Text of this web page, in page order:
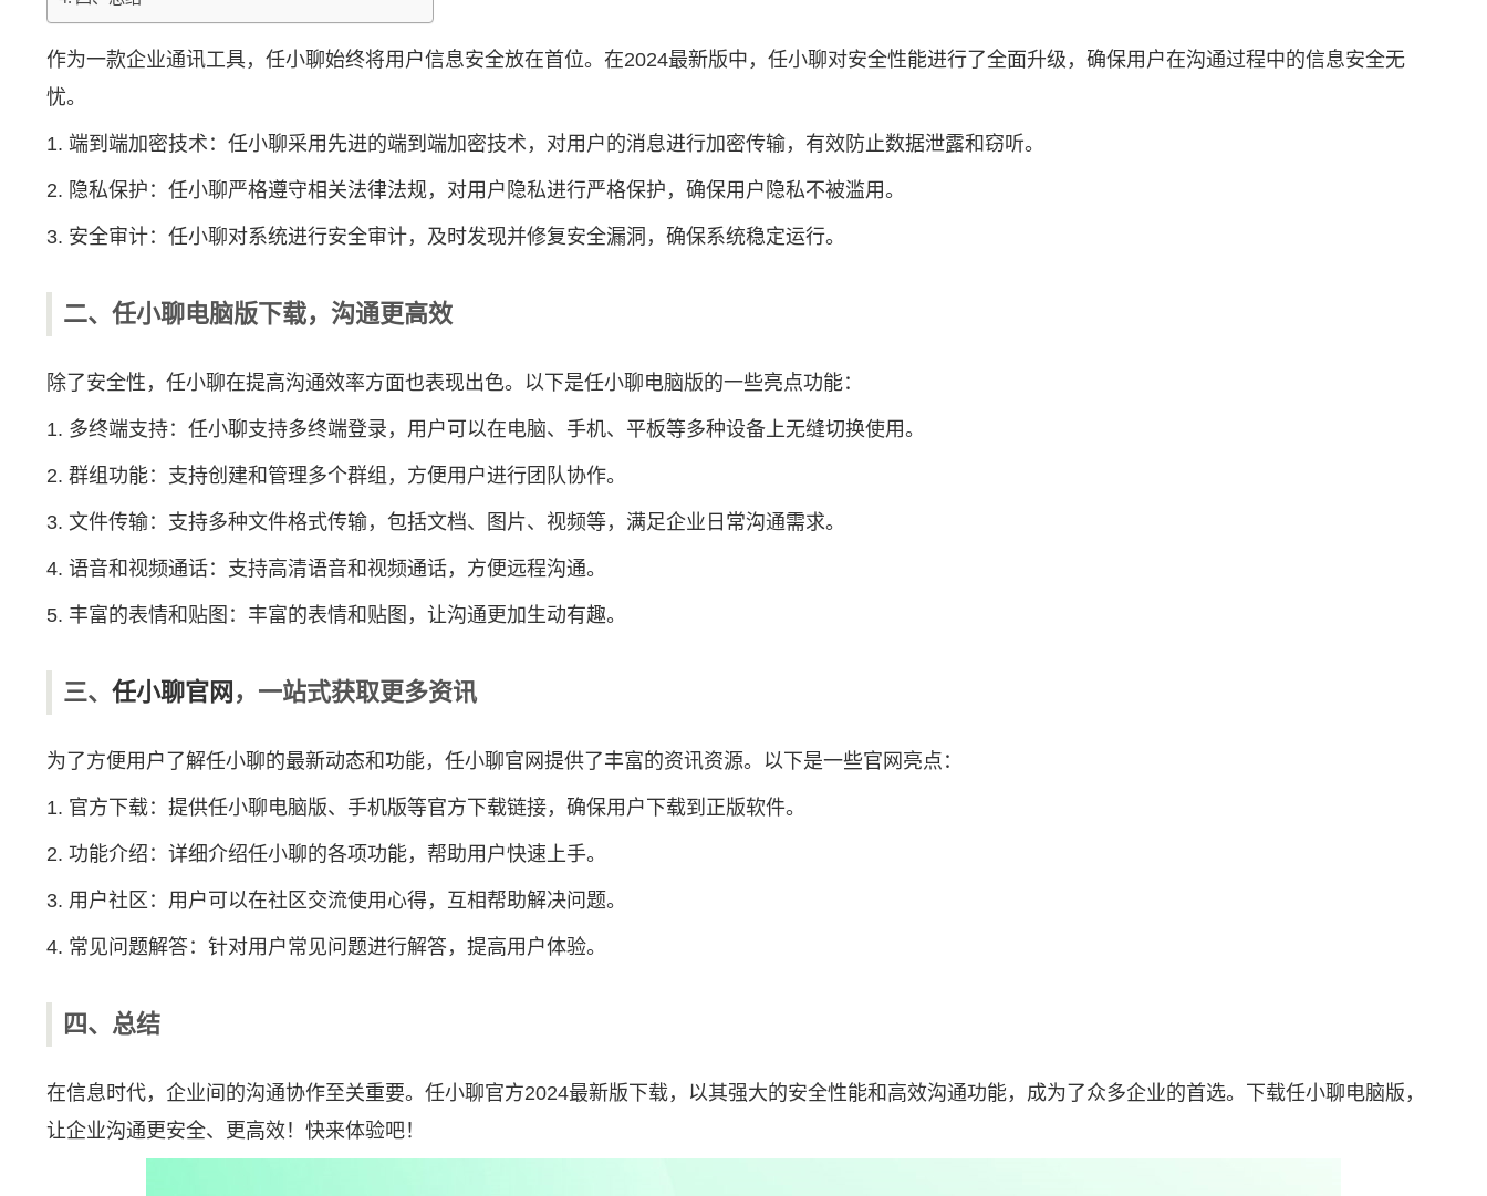
作为一款企业通讯工具，任小聊始终将用户信息安全放在首位。在2024最新版中，任小聊对安全性能进行了全面升级，确保用户在沟通过程中的信息安全无
忧。
1. 端到端加密技术：任小聊采用先进的端到端加密技术，对用户的消息进行加密传输，有效防止数据泄露和窃听。
2. 隐私保护：任小聊严格遵守相关法律法规，对用户隐私进行严格保护，确保用户隐私不被滥用。
3. 安全审计：任小聊对系统进行安全审计，及时发现并修复安全漏洞，确保系统稳定运行。
二、任小聊电脑版下载，沟通更高效
除了安全性，任小聊在提高沟通效率方面也表现出色。以下是任小聊电脑版的一些亮点功能：
1. 多终端支持：任小聊支持多终端登录，用户可以在电脑、手机、平板等多种设备上无缝切换使用。
2. 群组功能：支持创建和管理多个群组，方便用户进行团队协作。
3. 文件传输：支持多种文件格式传输，包括文档、图片、视频等，满足企业日常沟通需求。
4. 语音和视频通话：支持高清语音和视频通话，方便远程沟通。
5. 丰富的表情和贴图：丰富的表情和贴图，让沟通更加生动有趣。
三、 任小聊官网 ，一站式获取更多资讯
为了方便用户了解任小聊的最新动态和功能，任小聊官网提供了丰富的资讯资源。以下是一些官网亮点：
1. 官方下载：提供任小聊电脑版、手机版等官方下载链接，确保用户下载到正版软件。
2. 功能介绍：详细介绍任小聊的各项功能，帮助用户快速上手。
3. 用户社区：用户可以在社区交流使用心得，互相帮助解决问题。
4. 常见问题解答：针对用户常见问题进行解答，提高用户体验。
四、总结
在信息时代，企业间的沟通协作至关重要。任小聊官方2024最新版下载，以其强大的安全性能和高效沟通功能，成为了众多企业的首选。下载任小聊电脑版，
让企业沟通更安全、更高效！快来体验吧！